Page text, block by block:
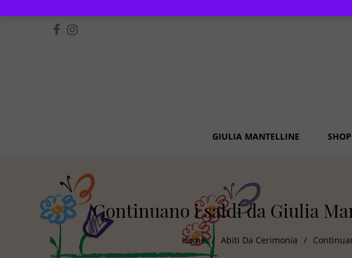
GIULIA MANTELLINE SHOP
Continuano i saldi da Giulia
Home / Abiti Da Cerimonia /